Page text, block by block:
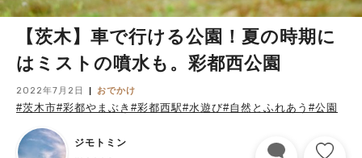
【茨木】車で行ける公園！夏の時期に
はミストの噴水も。彩都西公園
2022年7月2日 おでかけ
#茨木市#彩都やまぶき #彩都西駅#水遊び#自然とふれあう #公園
ジモトミン